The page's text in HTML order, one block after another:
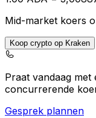
Mid-market koers
Koop crypto op Kraken
Praat vandaag
concurrerende
Gesprek plannen